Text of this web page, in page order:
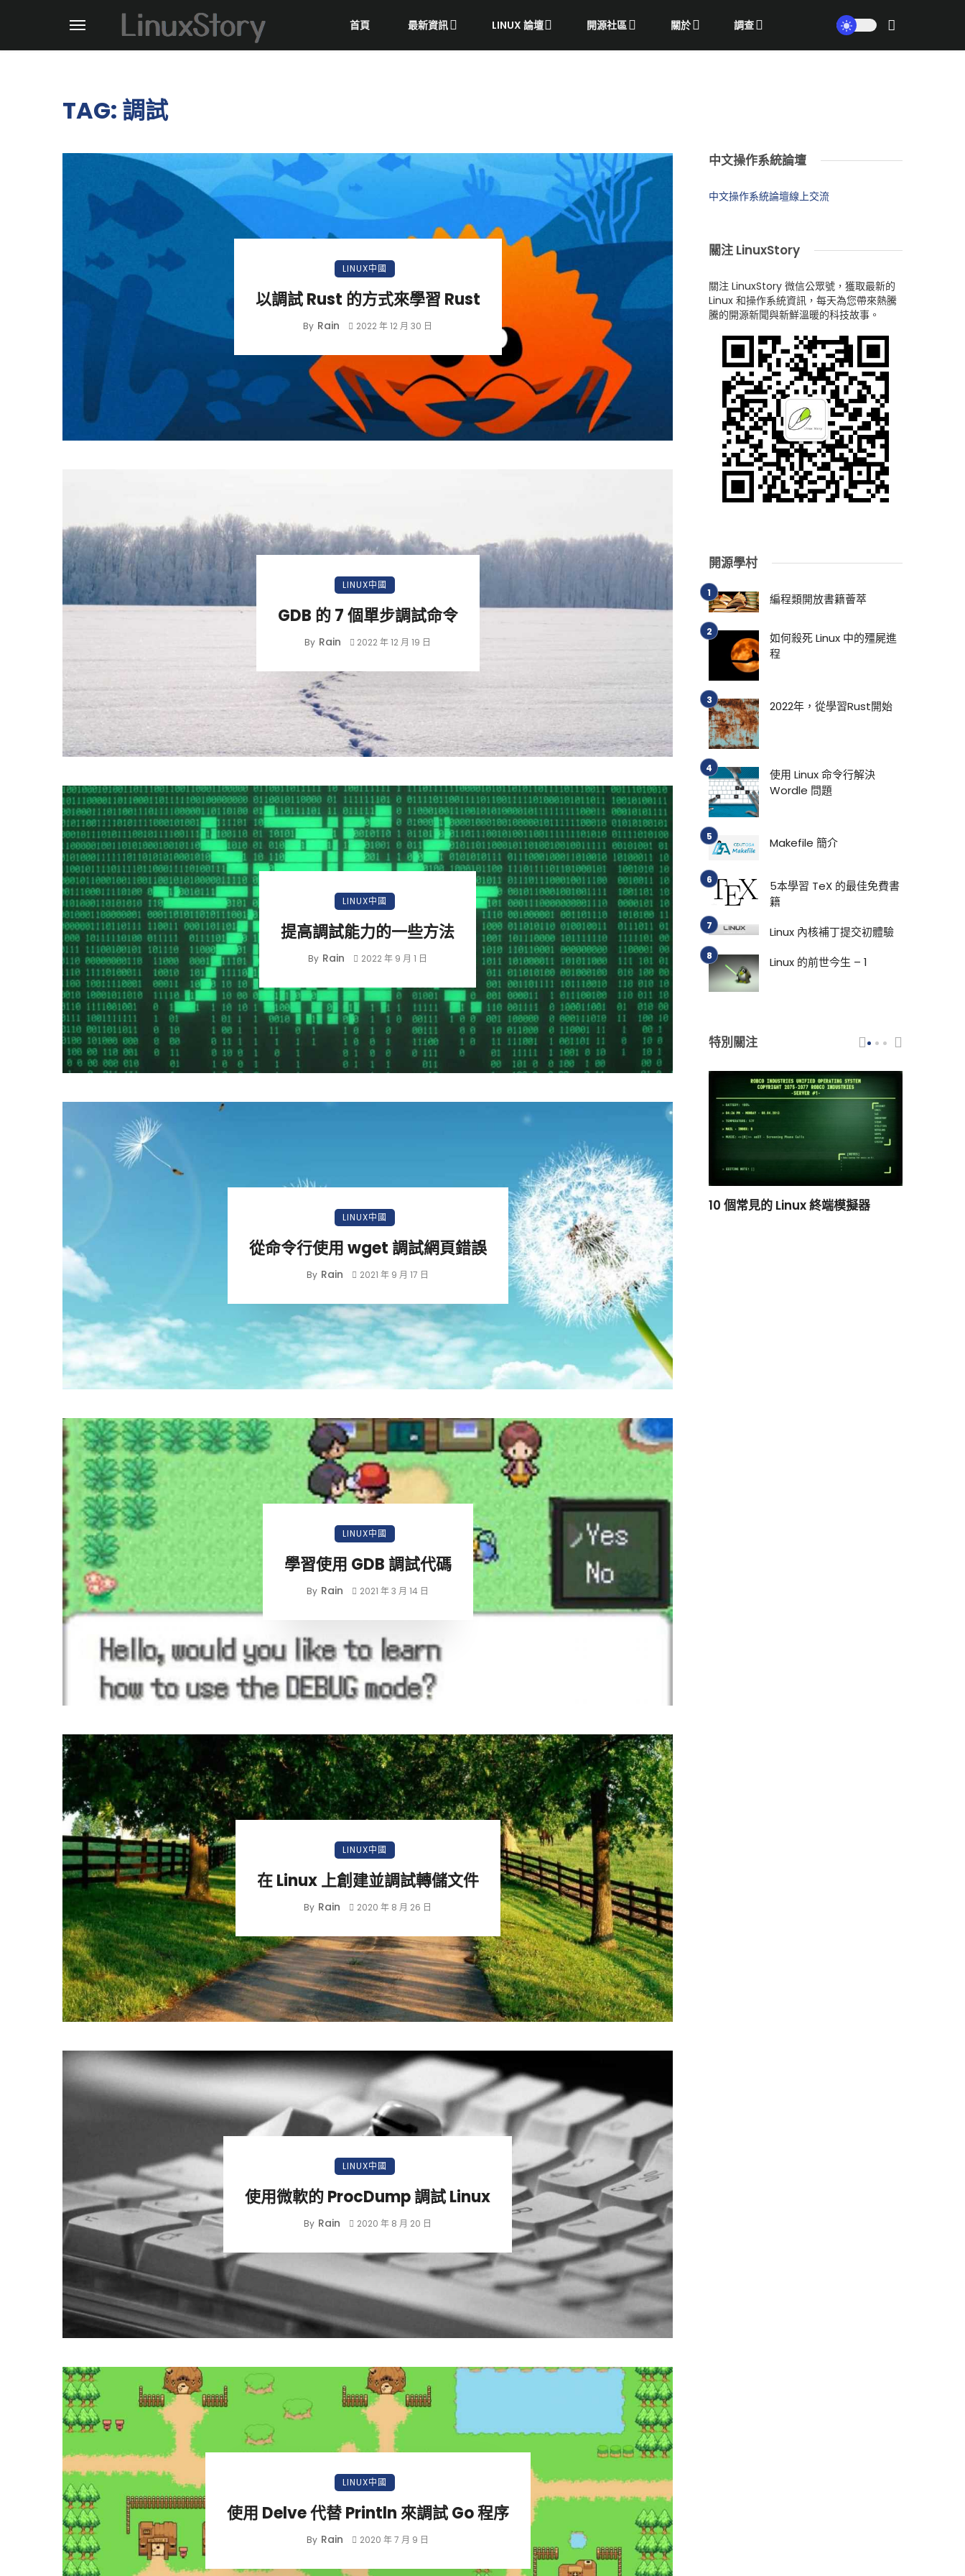
首頁 最新資訊 LINUX 論壇 開源社區 關於 調查
TAG: 調試
LINUX中國
以調試 Rust 的方式來學習 Rust
By Rain 2022 年 12 月 30 日
LINUX中國
GDB 的 7 個單步調試命令
By Rain 2022 年 12 月 19 日
LINUX中國
提高調試能力的一些方法
By Rain 2022 年 9 月 1 日
LINUX中國
從命令行使用 wget 調試網頁錯誤
By Rain 2021 年 9 月 17 日
LINUX中國
學習使用 GDB 調試代碼
By Rain 2021 年 3 月 14 日
LINUX中國
在 Linux 上創建並調試轉儲文件
By Rain 2020 年 8 月 26 日
LINUX中國
使用微軟的 ProcDump 調試 Linux
By Rain 2020 年 8 月 20 日
LINUX中國
使用 Delve 代替 Println 來調試 Go 程序
By Rain 2020 年 7 月 9 日
中文操作系統論壇
中文操作系統論壇線上交流
關注 LinuxStory
關注 LinuxStory 微信公眾號，獲取最新的
Linux 和操作系統資訊，每天為您帶來熱騰
騰的開源新聞與新鮮溫暖的科技故事。
開源學村
編程類開放書籍薈萃
如何殺死 Linux 中的殭屍進
程
2022年，從學習Rust開始
使用 Linux 命令行解決
Wordle 問題
Makefile 簡介
5本學習 TeX 的最佳免費書
籍
Linux 內核補丁提交初體驗
Linux 的前世今生 – 1
特別關注
小白觀察：Let&apos;s Encrpt 正
過渡到 ISRG Root
更開放的分散式事務 | Fescar 品牌
升級，更名為 Seata
10 個常見的 Linux 終端模擬器